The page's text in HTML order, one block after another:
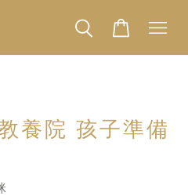
養院 孩子準備